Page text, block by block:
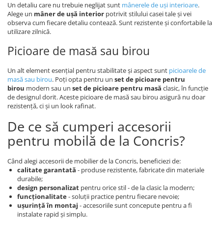
Un detaliu care nu trebuie neglijat sunt mânerele de uși interioare.
Alege un mâner de ușă interior potrivit stilului casei tale și vei
observa cum fiecare detaliu contează. Sunt rezistente și confortabile la
utilizare zilnică.
Picioare de masă sau birou
Un alt element esențial pentru stabilitate și aspect sunt picioarele de
masă sau birou. Poți opta pentru un set de picioare pentru
birou modern sau un set de picioare pentru masă clasic, în funcție
de designul dorit. Aceste picioare de masă sau birou asigură nu doar
rezistență, ci și un look rafinat.
De ce să cumperi accesorii
pentru mobilă de la Concris?
Când alegi accesorii de mobilier de la Concris, beneficiezi de:
calitate garantată - produse rezistente, fabricate din materiale
durabile;
design personalizat pentru orice stil - de la clasic la modern;
funcționalitate- soluții practice pentru fiecare nevoie;
ușurință în montaj - accesoriile sunt concepute pentru a fi
instalate rapid și simplu.